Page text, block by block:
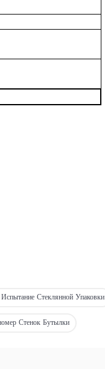
Стеклянной Упаковки
Стенок Бутылки